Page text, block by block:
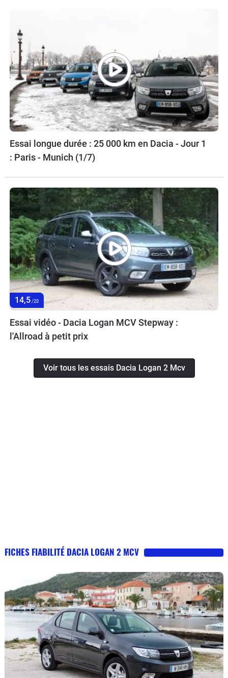
Essai longue durée : 25 000 km en Dacia - Jour 1
: Paris - Munich (1/7)
14,5 /20
Essai vidéo - Dacia Logan MCV Stepway :
l'Allroad à petit prix
Voir tous les essais Dacia Logan 2 Mcv
FICHES FIABILITÉ DACIA LOGAN 2 MCV